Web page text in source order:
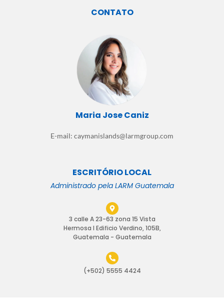
CONTATO
Maria Jose Caniz
E-mail: caymanislands@larmgroup.com
ESCRITÓRIO LOCAL
Administrado pela LARM Guatemala
3 calle A 23-63 zona 15 Vista
Hermosa I Edificio Verdino, 105B,
Guatemala - Guatemala
(+502) 5555 4424